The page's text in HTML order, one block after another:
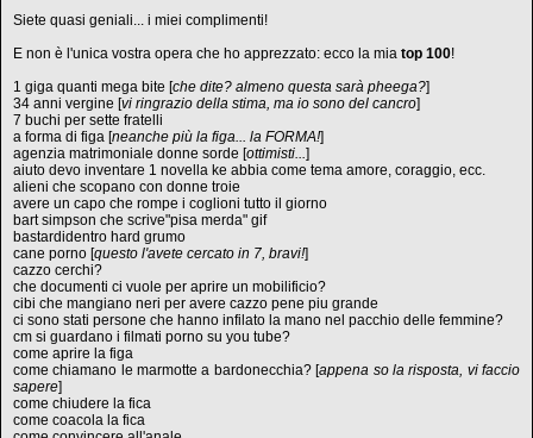
Siete quasi geniali... i miei complimenti!
E non è l'unica vostra opera che ho apprezzato: ecco la mia top 100!
1 giga quanti mega bite [che dite? almeno questa sarà pheega?]
34 anni vergine [vi ringrazio della stima, ma io sono del cancro]
7 buchi per sette fratelli
a forma di figa [neanche più la figa... la FORMA!]
agenzia matrimoniale donne sorde [ottimisti...]
aiuto devo inventare 1 novella ke abbia come tema amore, coraggio, ecc.
alieni che scopano con donne troie
avere un capo che rompe i coglioni tutto il giorno
bart simpson che scrive"pisa merda" gif
bastardidentro hard grumo
cane porno [questo l'avete cercato in 7, bravi!]
cazzo cerchi?
che documenti ci vuole per aprire un mobilificio?
cibi che mangiano neri per avere cazzo pene piu grande
ci sono stati persone che hanno infilato la mano nel pacchio delle femmine?
cm si guardano i filmati porno su you tube?
come aprire la figa
come chiamano le marmotte a bardonecchia? [appena so la risposta, vi faccio
sapere]
come chiudere la fica
come coacola la fica